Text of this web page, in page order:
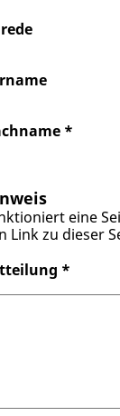
*
eine
Link zu dieser
*